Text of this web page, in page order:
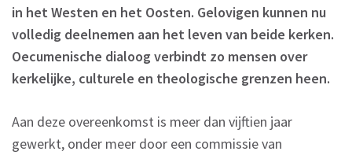
in het Westen en het Oosten. Gelovigen kunnen nu
volledig deelnemen aan het leven van beide kerken.
Oecumenische dialoog verbindt zo mensen over
kerkelijke, culturele en theologische grenzen heen.
Aan deze overeenkomst is meer dan vijftien jaar
gewerkt, onder meer door een commissie van